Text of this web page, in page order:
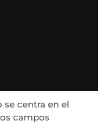
centra en el
campos